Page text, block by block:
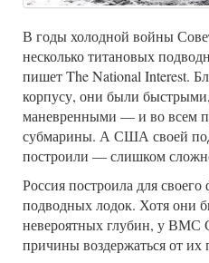
В годы холодной войны
несколько титановых
пишет The National Interest.
корпусу, они были
маневренными — и во всем
субмарины. А США своей
построили — слишком
Россия построила для
подводных лодок. Хотя они
невероятных глубин, у
причины воздержаться от их